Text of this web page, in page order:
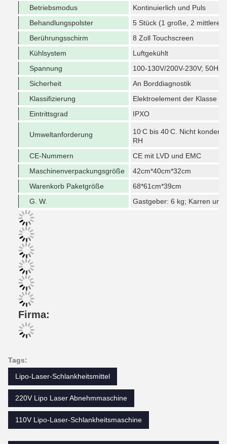
Betriebsmodus
Kontinuierlich und Puls
Behandlungspolster
5 Stück (1 große, 2 mittlere,
Berührungsschirm
8 Zoll Touchscreen
Kühlsystem
Luftgekühlt
Spannung
100-130V/200V-230V; 50Hz-
Sicherheit
An Borddiagnostik
Klassifizierung
Elektroelement der Klasse II,
Eintrittsgrad
IPXO
Umweltanforderung 10C bis 40C. Nicht
RH
CE-Nummern
CE mit LVD und EMC
Maschinenverpackungsgröße
42cm*40cm*32cm
Warenkorb Paketgröße
68*61cm*39cm
G. W.
Gastgeber: 6 kg; Karren und
Firma:
Tags:
Lipo-Laser-Schlankheitsmittel
220V Lipo Laser Abnehmmaschine
110V Lipo-Laser-Schlankheitsmaschine